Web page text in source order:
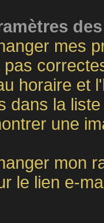
mes
horaire et
dans la liste
une
mon
le lien e-